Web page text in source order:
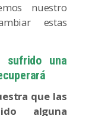
nuestro
estas
sufrido una
que las
alguna